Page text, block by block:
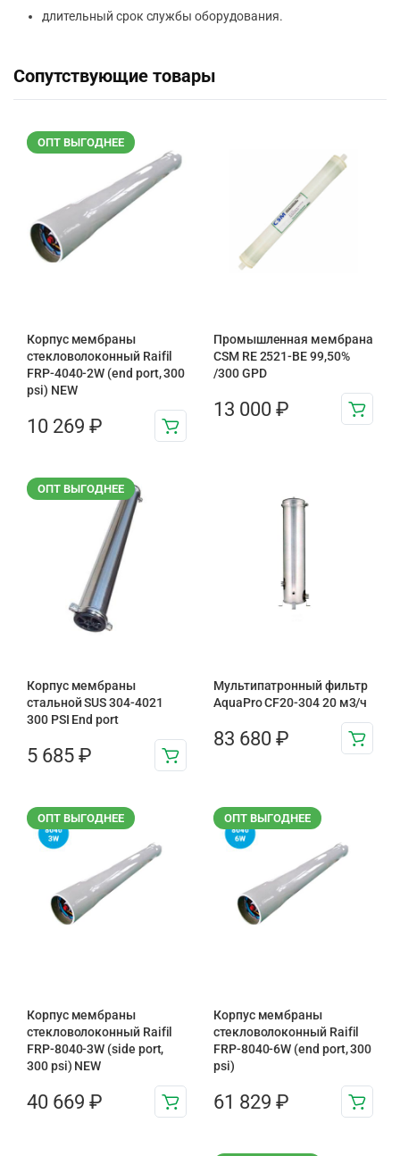
длительный срок службы оборудования.
Сопутствующие товары
ОПТ ВЫГОДНЕЕ
Корпус мембраны
стекловолоконный Raifil
FRP-4040-2W (end port, 300
psi) NEW
10 269 ₽
Промышленная мембрана
CSM RE 2521-BE 99,50%
/300 GPD
13 000 ₽
ОПТ ВЫГОДНЕЕ
Корпус мембраны
стальной SUS 304-4021
300 PSI End port
5 685 ₽
Мультипатронный фильтр
AquaPro CF20-304 20 м3/ч
83 680 ₽
ОПТ ВЫГОДНЕЕ
Корпус мембраны
стекловолоконный Raifil
FRP-8040-3W (side port,
300 psi) NEW
40 669 ₽
ОПТ ВЫГОДНЕЕ
Корпус мембраны
стекловолоконный Raifil
FRP-8040-6W (end port, 300
psi)
61 829 ₽